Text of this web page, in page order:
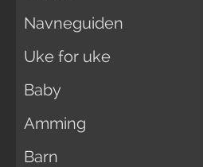
Navneguiden
Uke for uke
Baby
Amming
Barn